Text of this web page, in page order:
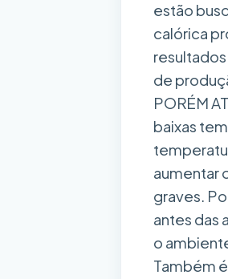
estão
calórica
de
PORÉM
baixas
aumentar
graves.
antes das
o
Também